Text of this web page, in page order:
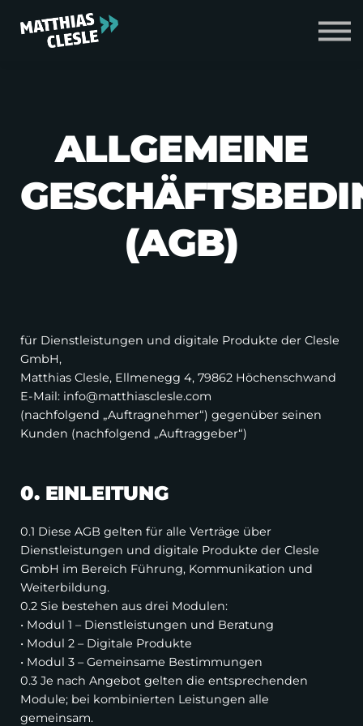
ALLGEMEINE
(AGB)
für Dienstleistungen und digitale Produkte der Clesle
GmbH,
Matthias Clesle, Ellmenegg 4, 79862 Höchenschwand
E-Mail: info@matthiasclesle.com
(nachfolgend „Auftragnehmer“) gegenüber seinen
Kunden (nachfolgend „Auftraggeber“)
0. EINLEITUNG
0.1 Diese AGB gelten für alle Verträge über
Dienstleistungen und digitale Produkte der Clesle
GmbH im Bereich Führung, Kommunikation und
Weiterbildung.
0.2 Sie bestehen aus drei Modulen:
• Modul 1 – Dienstleistungen und Beratung
• Modul 2 – Digitale Produkte
• Modul 3 – Gemeinsame Bestimmungen
0.3 Je nach Angebot gelten die entsprechenden
Module; bei kombinierten Leistungen alle
gemeinsam.